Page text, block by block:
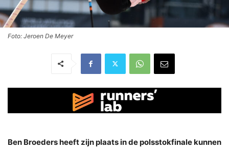
Foto: Jeroen De Meyer
Ben Broeders heeft zijn plaats in de polsstokfinale kunnen